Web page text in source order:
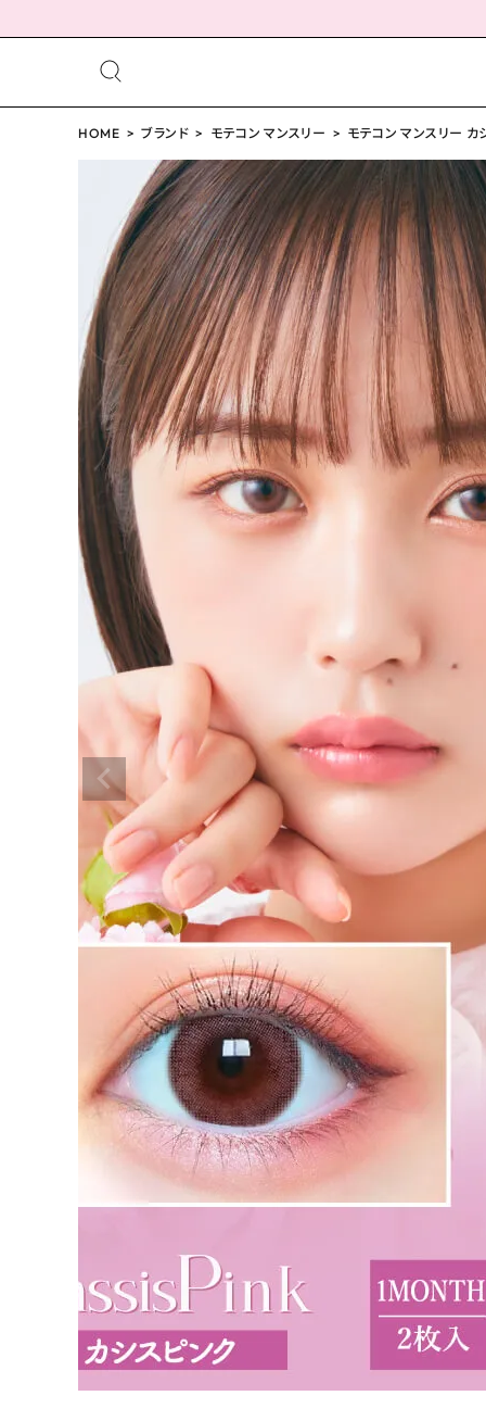
ログイン person 会員登録
モテコン マンスリー カシスピンク 1
¥ 1,650(税込)
配送方法について
発送について
お支払い方法について
お買い物ガイド
お問い合わせ
HOME ブランド モテコン マンスリー モテコン マンスリー